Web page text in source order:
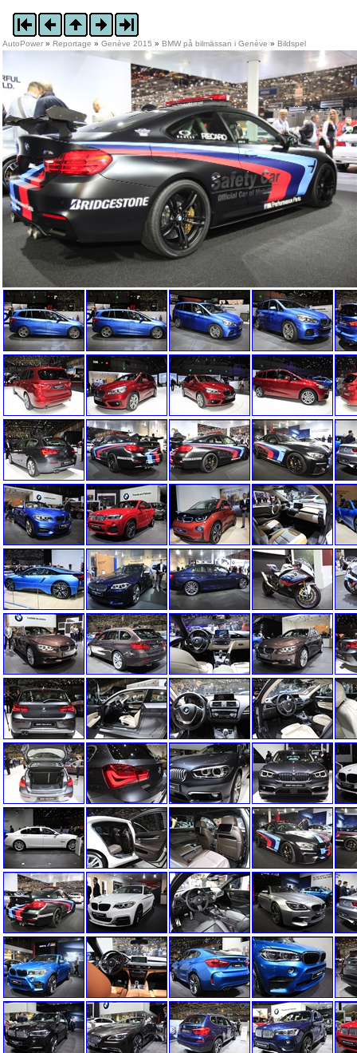
AutoPower » Reportage »Genève 2015 » BMW på bilmässan i Genève » Bildspel